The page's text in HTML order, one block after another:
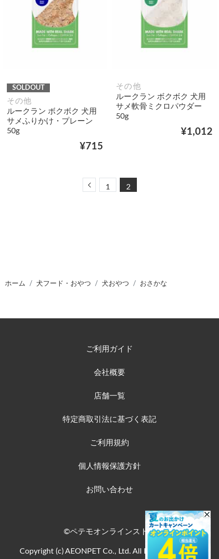
SOLDOUT
その他
ルークラン ボクボク 犬用
サメふりかけ・プレーン
50g
¥715
その他
ルークラン ボクボク 犬用
サメ軟骨ミクロパウダー
50g
¥1,012
Previous
1 2
ホーム 犬フード・おやつ 犬おやつ おさかな
ご利用ガイド
会社概要
店舗一覧
特定商取引法に基づく表記
ご利用規約
個人情報保護方針
お問い合わせ
©ペテモオンラインストア
Copyright (c) AEONPET Co., Ltd. All Rights Reserved.